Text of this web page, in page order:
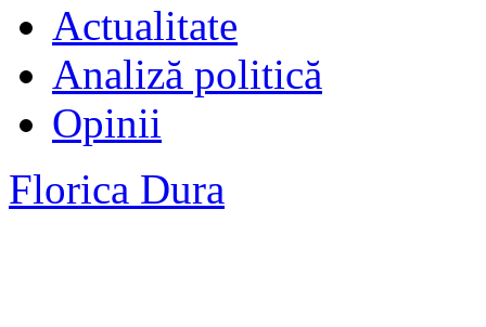
Actualitate
Analiză politică
Opinii
Florica Dura